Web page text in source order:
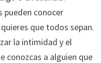
pueden conocer
que todos sepan.
la intimidad y el
conozcas a alguien que